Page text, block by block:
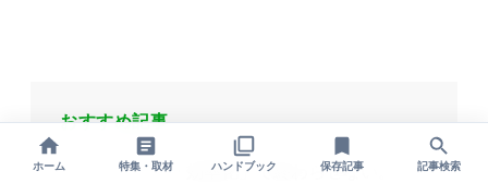
おすすめ記事
「効率化」で終わらせない。
ホーム 特集・取材 ハンドブック 保存記事 記事検索